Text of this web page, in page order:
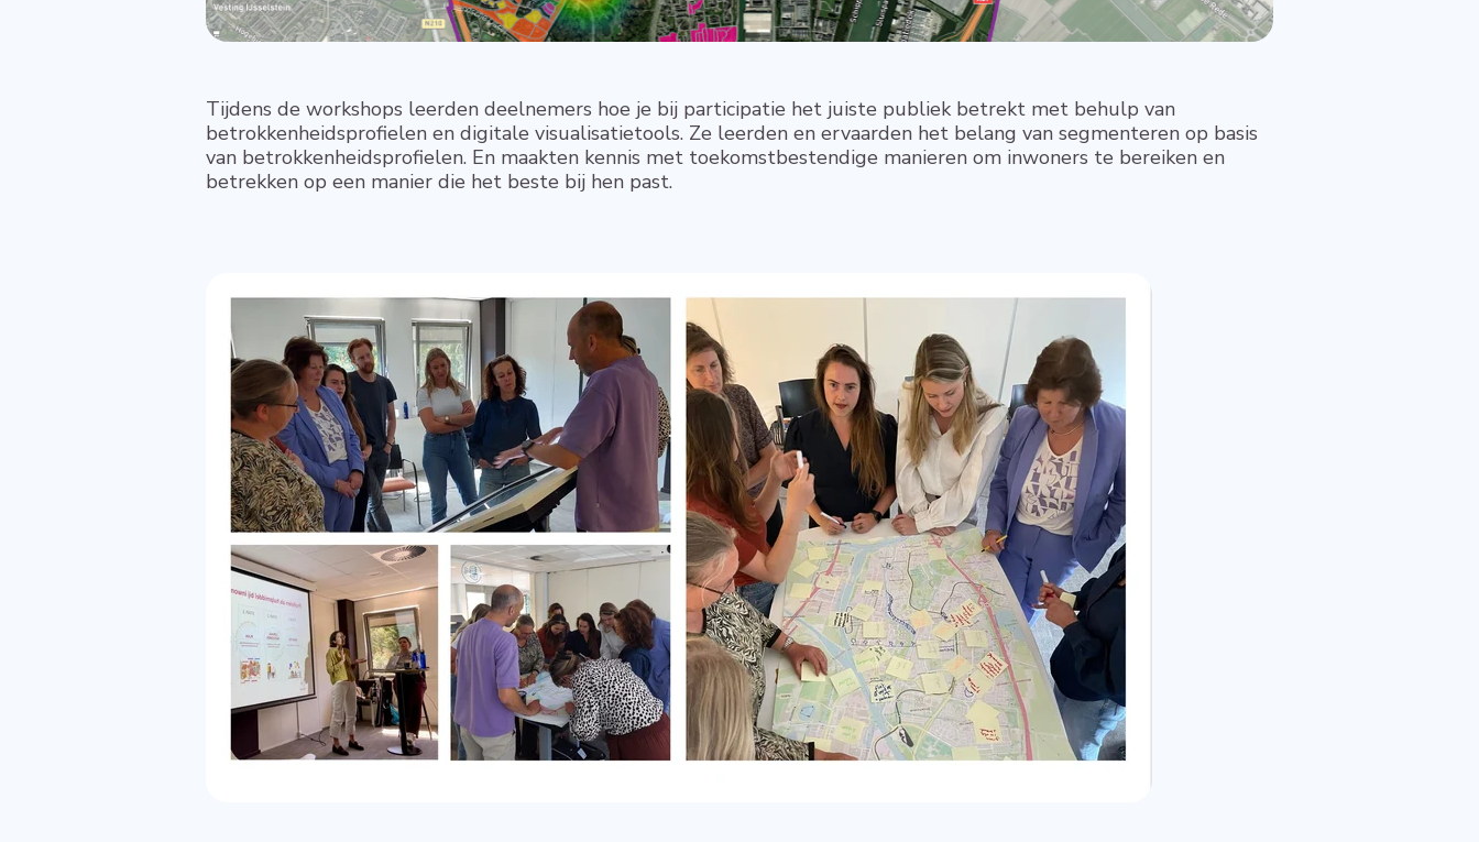
Tijdens de workshops leerden deelnemers hoe je bij participatie het juiste publiek betrekt met behulp van
betrokkenheidsprofielen en digitale visualisatietools. Ze leerden en ervaarden het belang van segmenteren op basis
van betrokkenheidsprofielen. En maakten kennis met toekomstbestendige manieren om inwoners te bereiken en
betrekken op een manier die het beste bij hen past.